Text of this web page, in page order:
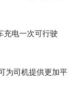
充电一次可行驶
为司机提供更加平